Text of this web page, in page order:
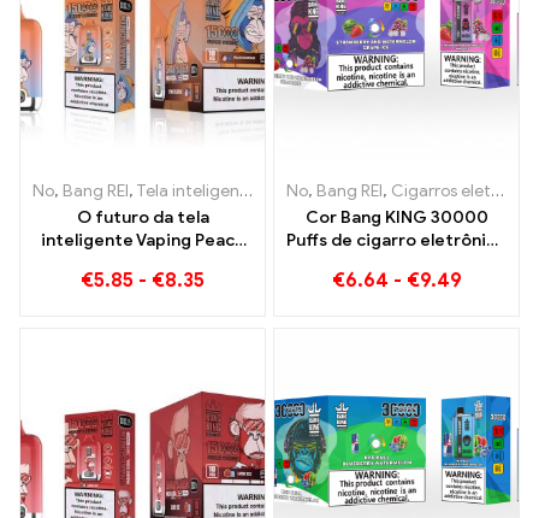
No, Bang REI, Tela inteligente Bang King 15000 Sopro ,Cigarros
O futuro da tela
inteligente Vaping Peach
Sopro
€5.85 - €8.35
No, Bang REI, Cigarros eletrônicos descartáveis ​​Lituânia
Cor Bang KING 30000
Puffs de cigarro eletrônico
perfeita de doce melancia
€6.64 - €9.49